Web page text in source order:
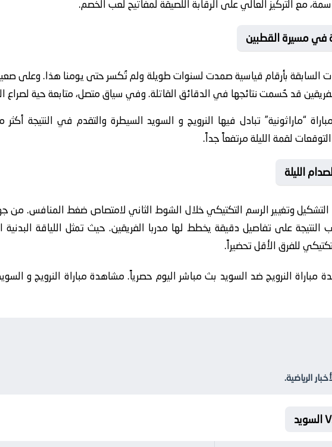
مع التركيز العالي على الرقابة اللصيقة لمفاتيح لعب الخصم.
في مسيرة القطبين
قد حُسمت نتائجها في الدقائق القاتلة. وفي سياق متصل، متابعة حية لصراع
“ماراثونية” تبادل فيها النرويج و السويد السيطرة والتقدم في النتيجة
لقمة الليلة مرتفعاً جداً.
الليلة
التشكيل وتغيير الرسم التكتيكي خلال الشوط الثاني لامتصاص ضغط المنافس. من
النتيجة على تفاصيل دقيقة يخطط لها مدربا الفريقين. حيث تمثل اللياقة
للفرق الأقل تحضيراً.
النرويج ضد السويد بث مباشر اليوم حصرياً. مشاهدة مباراة النرويج و
الرياضية.